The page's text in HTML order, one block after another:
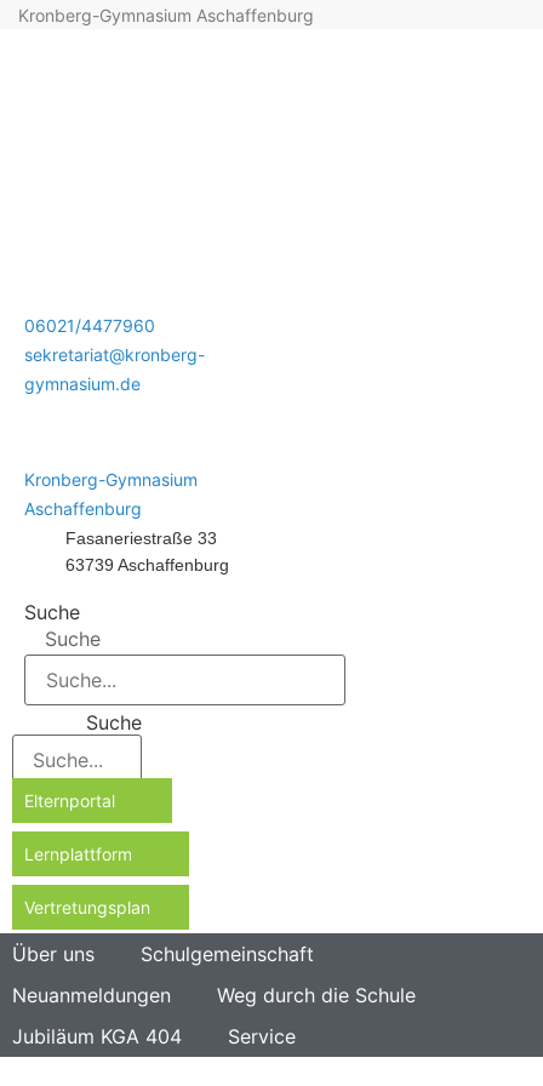
Kronberg-Gymnasium Aschaffenburg
06021/4477960
sekretariat@kronberg-
gymnasium.de
Kronberg-Gymnasium
Aschaffenburg
Fasaneriestraße 33
63739 Aschaffenburg
Suche
Suche
Suche
Elternportal
Lernplattform
Vertretungsplan
Über uns
Schulgemeinschaft
Neuanmeldungen
Weg durch die Schule
Jubiläum KGA 404
Service